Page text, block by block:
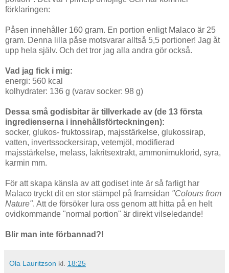
förklaringen:
Påsen innehåller 160 gram. En portion enligt Malaco är 25
gram. Denna lilla påse motsvarar alltså 5,5 portioner! Jag åt
upp hela själv. Och det tror jag alla andra gör också.
Vad jag fick i mig:
energi: 560 kcal
kolhydrater: 136 g (varav socker: 98 g)
Dessa små godisbitar är tillverkade av (de 13 första
ingredienserna i innehållsförteckningen):
socker, glukos- fruktossirap, majsstärkelse, glukossirap,
vatten, invertssockersirap, vetemjöl, modifierad
majsstärkelse, melass, lakritsextrakt, ammonimuklorid, syra,
karmin mm.
För att skapa känsla av att godiset inte är så farligt har
Malaco tryckt dit en stor stämpel på framsidan "Colours from
Nature". Att de försöker lura oss genom att hitta på en helt
ovidkommande "normal portion" är direkt vilseledande!
Blir man inte förbannad?!
Ola Lauritzson kl. 18:25